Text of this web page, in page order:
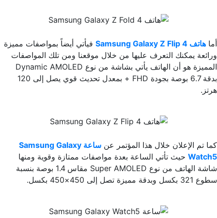
أما هاتف Samsung Galaxy Z Flip 4
فيأتي أيضاً بمواصفات مميزة
ورائعة يمكنك التعرف عليها من خلال موقعنا ومن تلك المواصفات
المميزة هو أن الهاتف يأتي بشاشة من نوع Dynamic AMOLED
بدقة 6.7 بوصة بجودة FHD + بمعدل تحديث قوي يصل إلى 120
هرتز.
كما تم الإعلان خلال هذا المؤتمر عن
ساعة Samsung Galaxy
Watch5 حيث تأتي الساعة بعدة مواصفات ممتازة وقوية ومنها
شاشة الهاتف من نوع Super AMOLED مقاس 1.4 بوصة بنسبة
سطوع 321 بكسل وبدقة مميزة تصل إلى 450×450 بكسل.